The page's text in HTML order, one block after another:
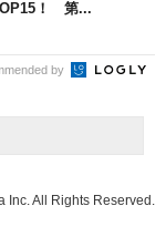
！ 第...
by
All Rights Reserved.